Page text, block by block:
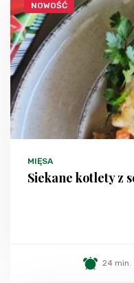
NOWOŚĆ
MIĘSA
Siekane kotlety z
24 min.